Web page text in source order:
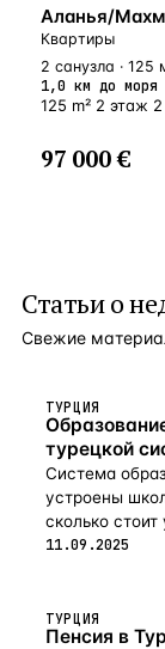
БЛИЗКО К МОРЮ
Аланья/
Квартиры
2 санузла · 125
1,0 км до моря
125 m² 2 этаж
97 000 €
Статьи о
Свежие
ТУРЦИЯ
турецкой
Система
устроены
сколько стоит
11.09.2025
ТУРЦИЯ
Пенсия в